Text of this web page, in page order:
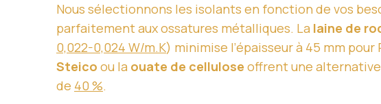
Nous sélectionnons les isolants en fonction de vos
parfaitement aux ossatures métalliques. La laine de
0,022-0,024 W/m.K) minimise l’épaisseur à 45 mm
Steico ou la ouate de cellulose offrent une
de 40 %.